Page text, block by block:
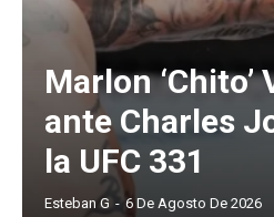
Marlon ‘Chito’
ante Charles
la UFC 331
Esteban G - 6 De Agosto De 2026